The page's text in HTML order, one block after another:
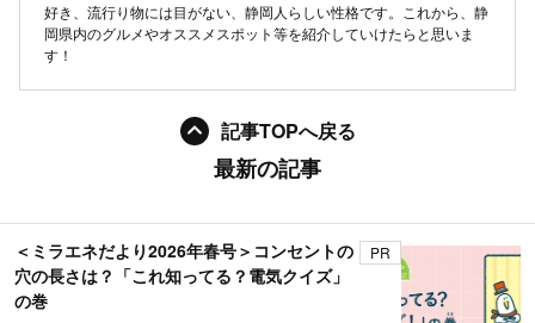
好き、流行り物には目がない、静岡人らしい性格です。これから、静
岡県内のグルメやオススメスポット等を紹介していけたらと思いま
す！
記事TOPへ戻る
最新の記事
＜ミラエネだより2026年春号＞コンセントの
穴の長さは？「これ知ってる？電気クイズ」
の巻
PR